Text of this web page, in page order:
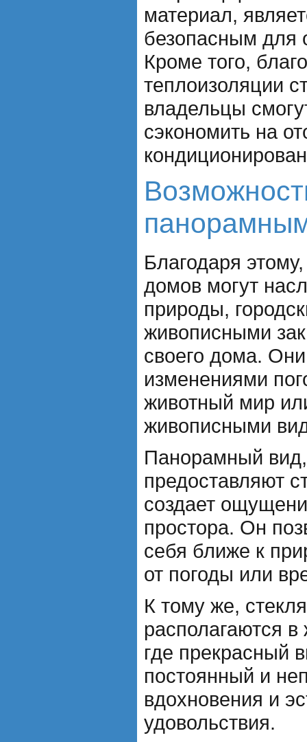
материал,
безопасным
Кроме того,
теплоизоляции
владельцы
сэкономить на
Благодаря
домов могут
природы,
живописными
своего дома.
изменениями
животный мир
живописными
Панорамный
предоставляют
создает
простора. Он
себя ближе к
от погоды или
К тому же,
располагаются
где прекрасный
постоянный и
вдохновения и
удовольствия.